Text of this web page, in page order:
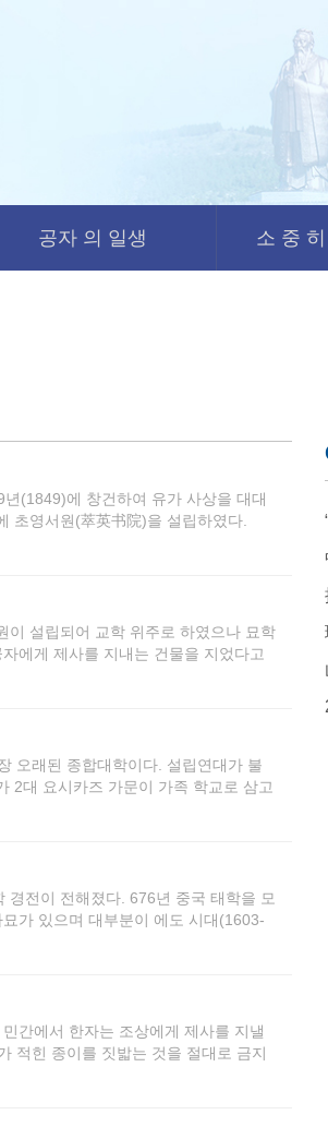
공자 의 일생 소 중
(1849)에 창건하여 유가 사상을 대대
초영서원(萃英书院)을 설립하였다.
이 설립되어 교학 위주로 하였으나 묘학
에게 제사를 지내는 건물을 지었다고
르타 단나 지역의 관음당, 세 번째는
오래된 종합대학이다. 설립연대가 불
2대 요시카즈 가문이 가족 학교로 삼고
경전이 전해졌다. 676년 중국 태학을 모
가 있으며 대부분이 에도 시대(1603-
쳐서 개설되었다.
간에서 한자는 조상에게 제사를 지낼
적힌 종이를 짓밟는 것을 절대로 금지